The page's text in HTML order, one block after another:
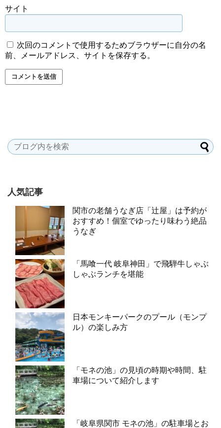
サイト
次回のコメントで使用するためブラウザーに自分の名
前、メールアドレス、サイトを保存する。
人気記事
関市の老舗うなぎ店「辻屋」は予約が
おすすめ！個室でゆったり味わう絶品
うなぎ
「馬喰一代 岐阜神田」で飛騨牛しゃぶ
しゃぶランチを堪能
日本モンキーパークのプール（モンプ
ル）の楽しみ方
「モネの池」の見頃の時期や時間、駐
車場について紹介します
「岐阜県関市 モネの池」の駐車場とお